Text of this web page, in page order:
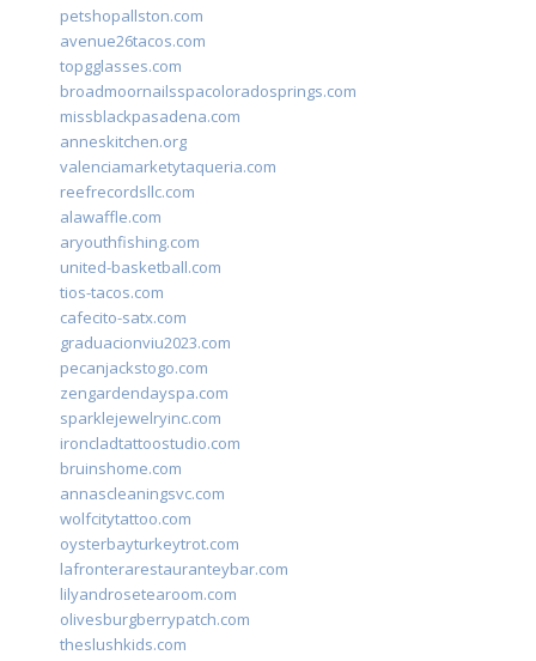
petshopallston.com
avenue26tacos.com
topgglasses.com
broadmoornailsspacoloradosprings.com
missblackpasadena.com
anneskitchen.org
valenciamarketytaqueria.com
reefrecordsllc.com
alawaffle.com
aryouthfishing.com
united-basketball.com
tios-tacos.com
cafecito-satx.com
graduacionviu2023.com
pecanjackstogo.com
zengardendayspa.com
sparklejewelryinc.com
ironcladtattoostudio.com
bruinshome.com
annascleaningsvc.com
wolfcitytattoo.com
oysterbayturkeytrot.com
lafronterarestauranteybar.com
lilyandrosetearoom.com
olivesburgberrypatch.com
theslushkids.com